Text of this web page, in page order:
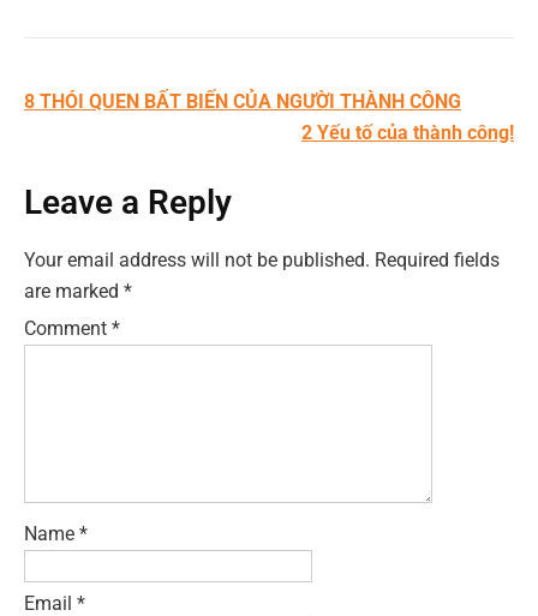
Post
8 THÓI QUEN BẤT BIẾN CỦA NGƯỜI THÀNH CÔNG
2 Yếu tố của thành công!
Leave a Reply
Your email address will not be published. Required fields
are marked *
Comment *
Name *
Email *